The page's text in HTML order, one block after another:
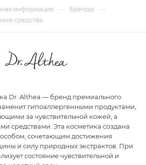
информация — Бренды —
средства
Dr. Althea — бренд премиального
гипоаллергенными продуктами,
за чувствительной кожей, а
средствами. Эта косметика создана
сочетающим достижения
и силу природных экстрактов. При
состояние чувствительной и